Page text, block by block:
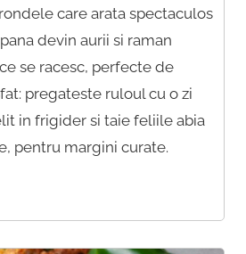
care arata spectaculos
devin aurii si raman
se racesc, perfecte de
pregateste ruloul cu o zi
in frigider si taie feliile abia
pentru margini curate.